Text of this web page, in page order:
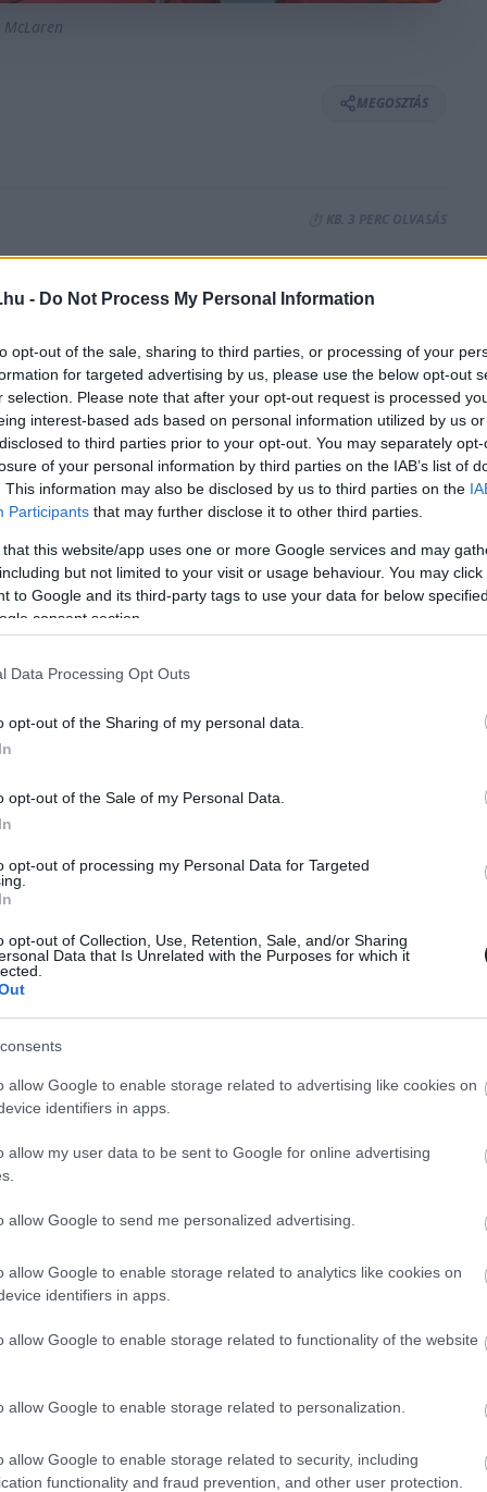
- Do Not Process My Personal Information
opt-out of the sale, sharing to third parties, or processing of your
for targeted advertising by us, please use the below opt-out
selection. Please note that after your opt-out request is processed
interest-based ads based on personal information utilized by us
to third parties prior to your opt-out. You may separately
of your personal information by third parties on the IAB’s list of
This information may also be disclosed by us to third parties on the
Participants that may further disclose it to other third parties.
that this website/app uses one or more Google services and may
but not limited to your visit or usage behaviour. You may
to Google and its third-party tags to use your data for below
consent section.
Data Processing Opt Outs
opt-out of the Sharing of my personal data.
opt-out of the Sale of my Personal Data.
opt-out of processing my Personal Data for Targeted
opt-out of Collection, Use, Retention, Sale, and/or Sharing
Data that Is Unrelated with the Purposes for which it
allow Google to enable storage related to advertising like cookies on
identifiers in apps.
allow my user data to be sent to Google for online advertising
allow Google to send me personalized advertising.
allow Google to enable storage related to analytics like cookies on
identifiers in apps.
allow Google to enable storage related to functionality of the website
allow Google to enable storage related to personalization.
allow Google to enable storage related to security, including
functionality and fraud prevention, and other user protection.
McLaren
MEGOSZTÁS
⏱️ KB. 3 PERC OLVASÁS
egy versenyző, aki fedezte a kártyáit,
címet, de nem volt totálisan
és Hyde versenyző.
ma is erős. Ezt a haviMotorsSport
is elmondják.
hozta, de egyben a legrosszabbját is
hozott, de a szezon nagy részében
az érdektelensége is kezdett
nyilvánult meg.
ami miatt gyakran többet beszélnek róla,
halmoztak fel – de nem csinálták úgy, mint
az e havi számban összehasonlítja és
rájött, hogy ha a Tarzanba érve a belső íven
és lényegében leszorít a pályáról.
James megértette a kerék a kerékkel
– pedig nem.
címével Lauda nürburgringi balesete
neki. Kanadában és Amerikában ő volt a
megértette, miképp hozza ki belőle a